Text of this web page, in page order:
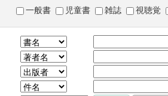
一般書 児童書 雑誌 視聴覚